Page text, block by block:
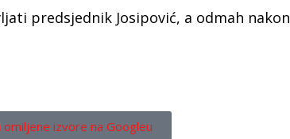
predsjednik Josipović, a odmah nakon
izvore na Googleu